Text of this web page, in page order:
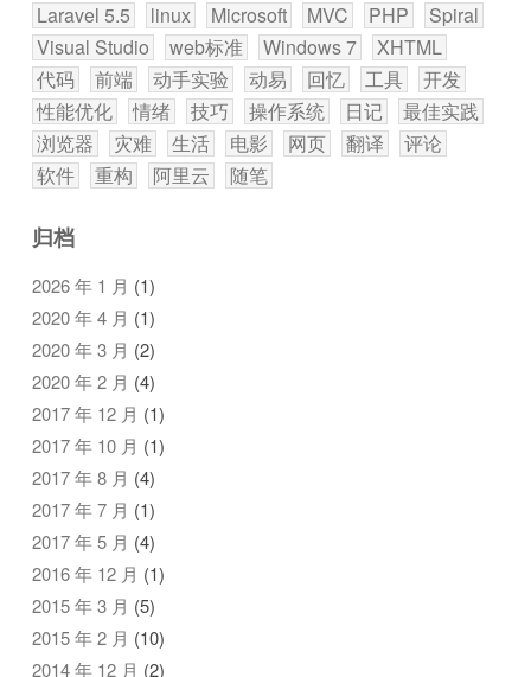
Laravel 5.5
linux Microsoft MVC PHP
Spiral
Visual Studio
web标准 Windows 7
XHTML
代码
前端 动手实验 动易 回忆 工具
开发
性能优化
情绪 技巧 操作系统 日记
最佳实践
浏览器
灾难 生活 电影 网页 翻译
评论
软件
重构 阿里云 随笔
归档
2026 年 1 月 (1)
2020 年 4 月 (1)
2020 年 3 月 (2)
2020 年 2 月 (4)
2017 年 12 月 (1)
2017 年 10 月 (1)
2017 年 8 月 (4)
2017 年 7 月 (1)
2017 年 5 月 (4)
2016 年 12 月 (1)
2015 年 3 月 (5)
2015 年 2 月 (10)
2014 年 12 月 (2)